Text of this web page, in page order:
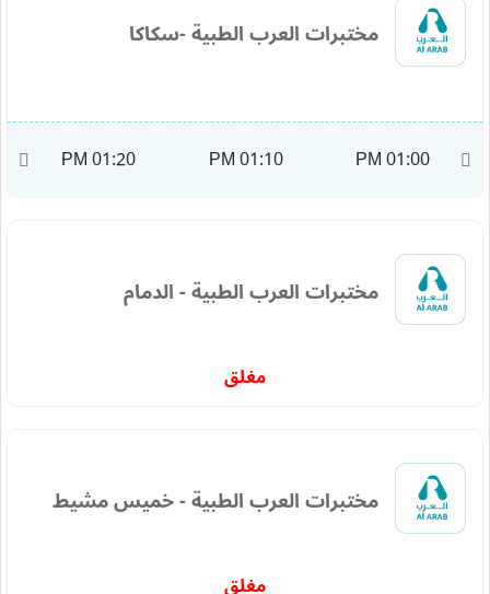
مختبرات العرب الطبية -سكاكا
01:00 PM
01:10 PM
01:20 PM
مختبرات العرب الطبية - الدمام
مغلق
مختبرات العرب الطبية - خميس مشيط
مغلق